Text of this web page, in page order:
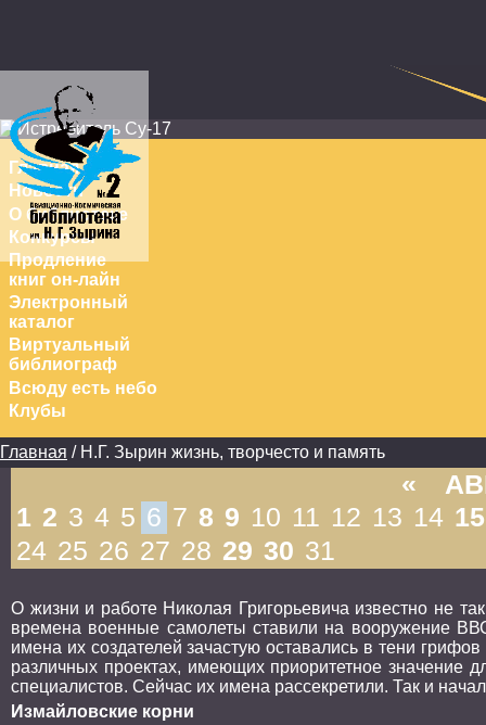
Главная
Новости
О библиотеке
Конкурсы
Продление
книг он-лайн
Электронный
каталог
Виртуальный
библиограф
Всюду есть небо
Клубы
Главная / Н.Г. Зырин жизнь, творчесто и память
«
1 2 3 4 5 6 7 8 9 10 11 12 13 14 15
24 25 26 27 28 29 30 31
О жизни и работе Николая Григорьевича известно не
времена военные самолеты ставили на вооружение
имена их создателей зачастую оставались в тени
различных проектах, имеющих приоритетное значение
специалистов. Сейчас их имена рассекретили. Так и
Измайловские корни